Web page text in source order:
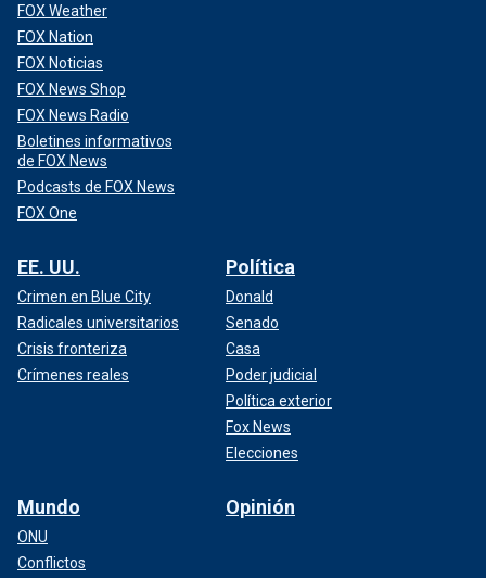
FOX Weather
FOX Nation
FOX Noticias
FOX News Shop
FOX News Radio
Boletines informativos
de FOX News
Podcasts de FOX News
FOX One
EE. UU.
Crimen en Blue City
Radicales universitarios
Crisis fronteriza
Crímenes reales
Política
Donald
Senado
Casa
Poder judicial
Política exterior
Fox News
Elecciones
Mundo
ONU
Conflictos
Opinión